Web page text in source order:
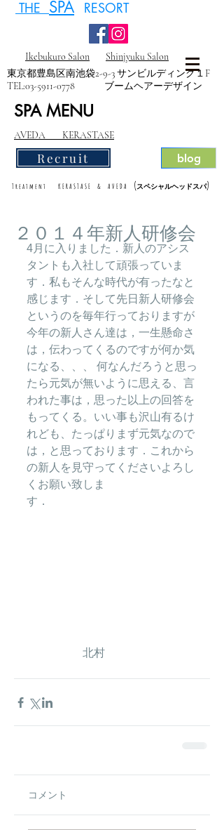
THE SPA RESORT
Ikebukuro Salon
Shinjyuku Salon
東京都豊島区南池袋2-9-3 サンビルディング１F
TEL:03-5911-0778 ブームヘアーデザイン
SPA MENU
AVEDA KERASTASE
Recruit blog
Treatment KERASTASE & AVEDA (スペシャルヘッドスパ)
２０１４年新人研修会
4月に入りました．新人のアシス
タントも入社して頑張っていま
す．私もそんな時代が有ったなと
感じます．そして先日新人研修会
というのを毎年行っておりますが
今年の新人さん達は，一生懸命さ
は，伝わってくるのですが何か気
になる、、、 何なんだろうと思っ
たら元気が無いように思える、言
われた事は，思った以上の回答を
もってくる。いい事も沢山有るけ
れども、たっぱりまず元気なので
は，と思っております．これから
の新人を見守ってくださいよろし
くお願い致しま
す．
北村
コメント